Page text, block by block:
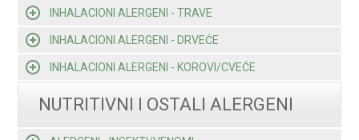
INHALACIONI ALERGENI - TRAVE
INHALACIONI ALERGENI - DRVEĆE
INHALACIONI ALERGENI - KOROVI/CVEĆE
NUTRITIVNI I OSTALI ALERGENI